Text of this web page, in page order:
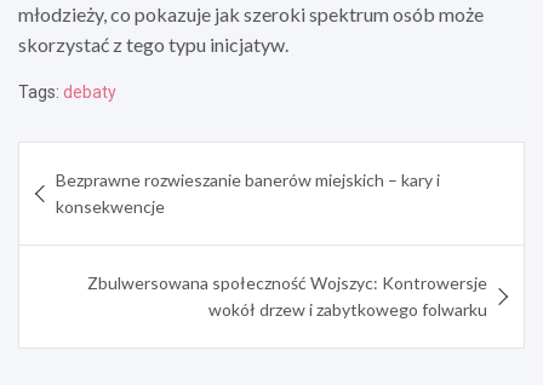
młodzieży, co pokazuje jak szeroki spektrum osób może
skorzystać z tego typu inicjatyw.
Tags: debaty
wpisu
Bezprawne rozwieszanie banerów miejskich – kary i
konsekwencje
Zbulwersowana społeczność Wojszyc: Kontrowersje
wokół drzew i zabytkowego folwarku